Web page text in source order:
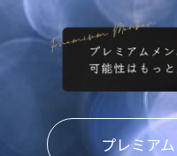
プレミア